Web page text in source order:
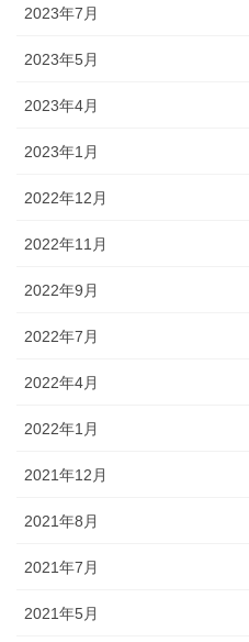
2023年7月
2023年5月
2023年4月
2023年1月
2022年12月
2022年11月
2022年9月
2022年7月
2022年4月
2022年1月
2021年12月
2021年8月
2021年7月
2021年5月